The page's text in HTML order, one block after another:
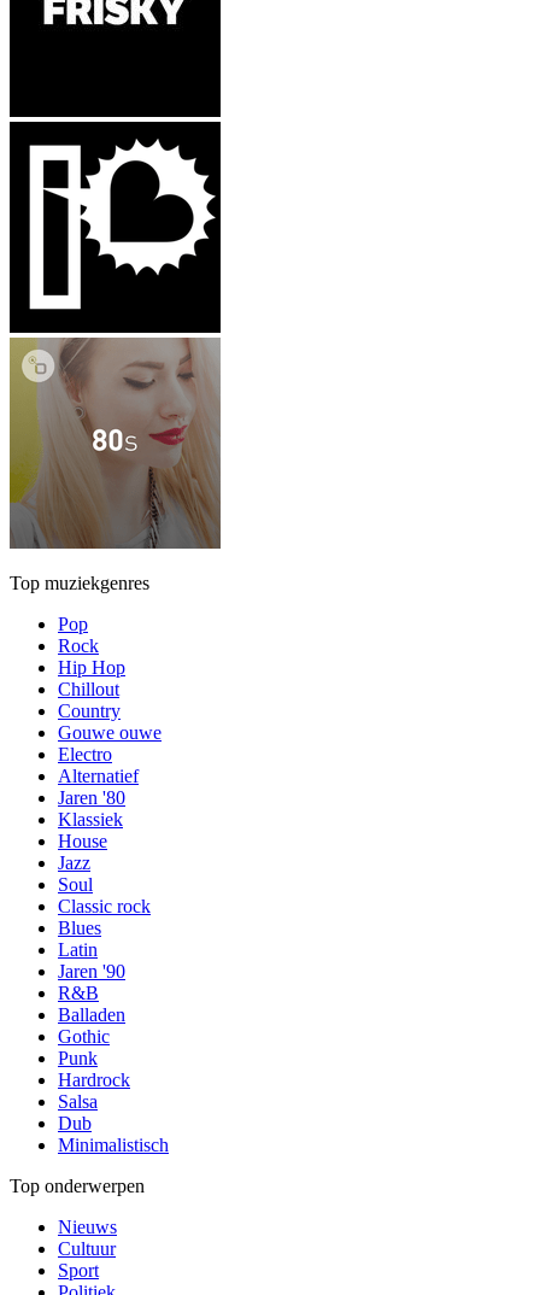
Top muziekgenres
Pop
Rock
Hip Hop
Chillout
Country
Gouwe ouwe
Electro
Alternatief
Jaren '80
Klassiek
House
Jazz
Soul
Classic rock
Blues
Latin
Jaren '90
R&B
Balladen
Gothic
Punk
Hardrock
Salsa
Dub
Minimalistisch
Top onderwerpen
Nieuws
Cultuur
Sport